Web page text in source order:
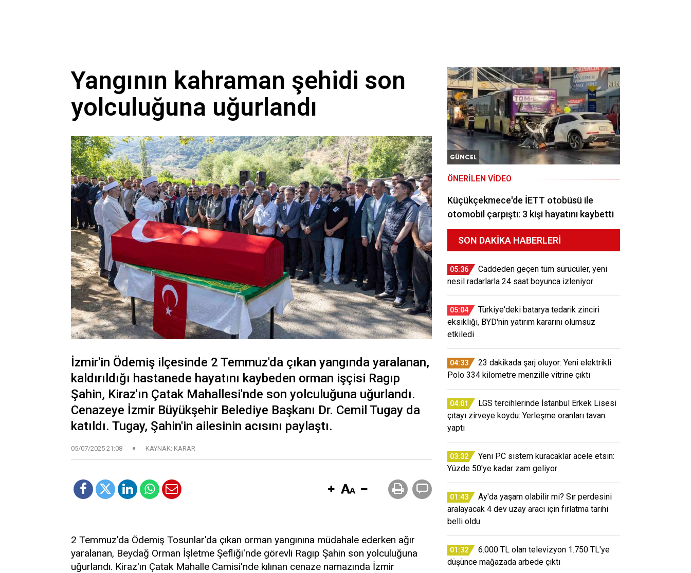
Yangının kahraman şehidi son
yolculuğuna uğurlandı
İzmir'in Ödemiş ilçesinde 2 Temmuz'da çıkan yangında yaralanan,
kaldırıldığı hastanede hayatını kaybeden orman işçisi Ragıp
Şahin, Kiraz'ın Çatak Mahallesi'nde son yolculuğuna uğurlandı.
Cenazeye İzmir Büyükşehir Belediye Başkanı Dr. Cemil Tugay da
katıldı. Tugay, Şahin'in ailesinin acısını paylaştı.
05/07/2025 21:08 KAYNAK: KARAR
2 Temmuz'da Ödemiş Tosunlar'da çıkan orman yangınına müdahale ederken ağır
yaralanan, Beydağ Orman İşletme Şefliği'nde görevli Ragıp Şahin son yolculuğuna
uğurlandı. Kiraz'ın Çatak Mahalle Camisi'nde kılınan cenaze namazında İzmir
GÜNCEL
ÖNERILEN VIDEO
Küçükçekmece'de İETT otobüsü ile
otomobil çarpıştı: 3 kişi hayatını kaybetti
SON DAKIKA HABERLERI
05:36
Caddeden geçen tüm sürücüler, yeni
nesil radarlarla 24 saat boyunca izleniyor
05:04
Türkiye'deki batarya tedarik zinciri
eksikliği, BYD'nin yatırım kararını olumsuz
etkiledi
04:33
23 dakikada şarj oluyor: Yeni elektrikli
Polo 334 kilometre menzille vitrine çıktı
04:01
LGS tercihlerinde İstanbul Erkek Lisesi
çıtayı zirveye koydu: Yerleşme oranları tavan
yaptı
03:32
Yeni PC sistem kuracaklar acele etsin:
Yüzde 50'ye kadar zam geliyor
01:43
Ay'da yaşam olabilir mi? Sır perdesini
aralayacak 4 dev uzay aracı için fırlatma tarihi
belli oldu
01:32
6.000 TL olan televizyon 1.750 TL'ye
düşünce mağazada arbede çıktı